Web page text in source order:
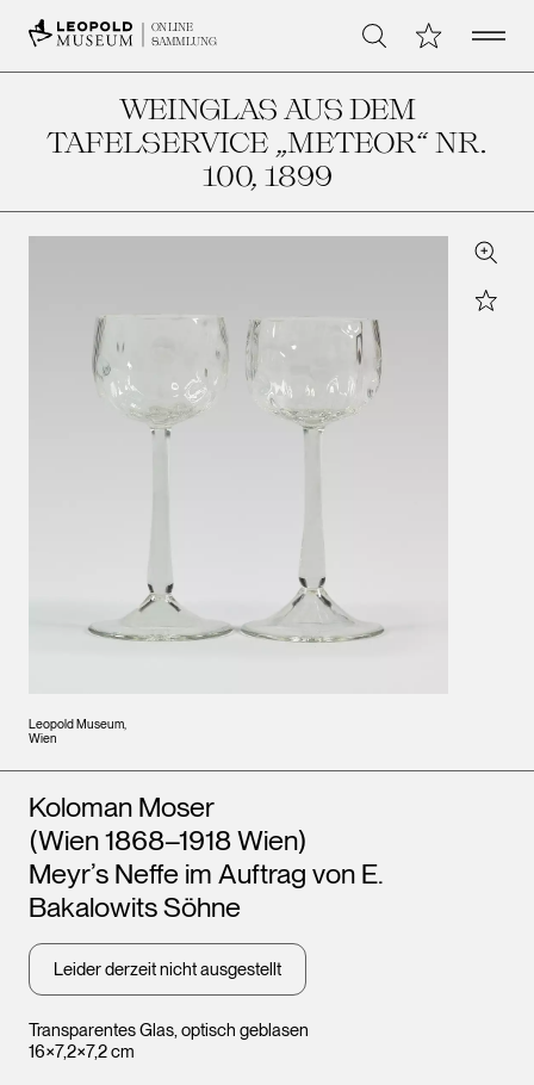
ONLINE
SAMMLUNG
Suche Meine Open
WEINGLAS AUS DEM
TAFELSERVICE „METEOR“ NR.
100, 1899
Leopold Museum,
Wien
Zoom
Star
Transparentes Glas, optisch geblasen
16×7,2×7,2 cm
Künstler*innen
Koloman Moser
(Wien 1868–1918 Wien)
Meyr’s Neffe im Auftrag von E.
Bakalowits Söhne
Leider derzeit nicht ausgestellt